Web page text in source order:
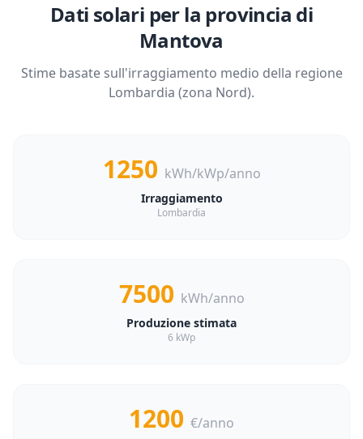
Dati solari per la provincia di
Mantova
Stime basate sull'irraggiamento medio della regione
Lombardia (zona Nord).
1250 kWh/kWp/anno
Irraggiamento
Lombardia
7500 kWh/anno
Produzione stimata
6 kWp
1200 €/anno